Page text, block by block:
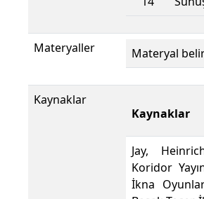
Materyaller Materyal
Kaynaklar
Kaynaklar
Jay,
Koridor
İkna